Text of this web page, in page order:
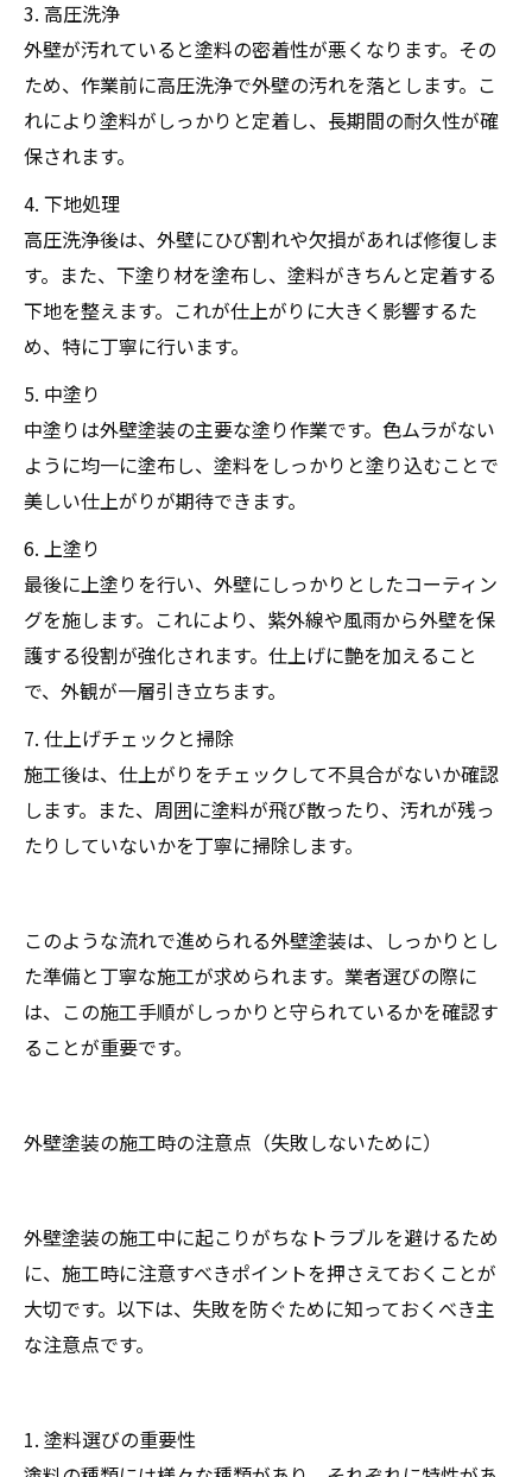
3. 高圧洗浄
外壁が汚れていると塗料の密着性が悪くなります。その
ため、作業前に高圧洗浄で外壁の汚れを落とします。こ
れにより塗料がしっかりと定着し、長期間の耐久性が確
保されます。
4. 下地処理
高圧洗浄後は、外壁にひび割れや欠損があれば修復しま
す。また、下塗り材を塗布し、塗料がきちんと定着する
下地を整えます。これが仕上がりに大きく影響するた
め、特に丁寧に行います。
5. 中塗り
中塗りは外壁塗装の主要な塗り作業です。色ムラがない
ように均一に塗布し、塗料をしっかりと塗り込むことで
美しい仕上がりが期待できます。
6. 上塗り
最後に上塗りを行い、外壁にしっかりとしたコーティン
グを施します。これにより、紫外線や風雨から外壁を保
護する役割が強化されます。仕上げに艶を加えること
で、外観が一層引き立ちます。
7. 仕上げチェックと掃除
施工後は、仕上がりをチェックして不具合がないか確認
します。また、周囲に塗料が飛び散ったり、汚れが残っ
たりしていないかを丁寧に掃除します。
このような流れで進められる外壁塗装は、しっかりとし
た準備と丁寧な施工が求められます。業者選びの際に
は、この施工手順がしっかりと守られているかを確認す
ることが重要です。
外壁塗装の施工時の注意点（失敗しないために）
外壁塗装の施工中に起こりがちなトラブルを避けるため
に、施工時に注意すべきポイントを押さえておくことが
大切です。以下は、失敗を防ぐために知っておくべき主
な注意点です。
1. 塗料選びの重要性